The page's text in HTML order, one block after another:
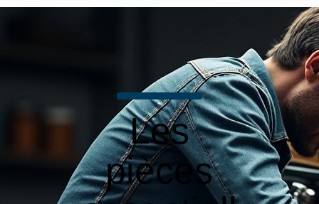
Les
pièces